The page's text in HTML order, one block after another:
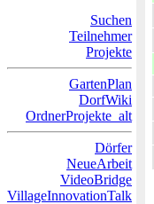
Suchen
Teilnehmer
Projekte
GartenPlan
DorfWiki
OrdnerProjekte_alt
Dörfer
NeueArbeit
VideoBridge
VillageInnovationTalk